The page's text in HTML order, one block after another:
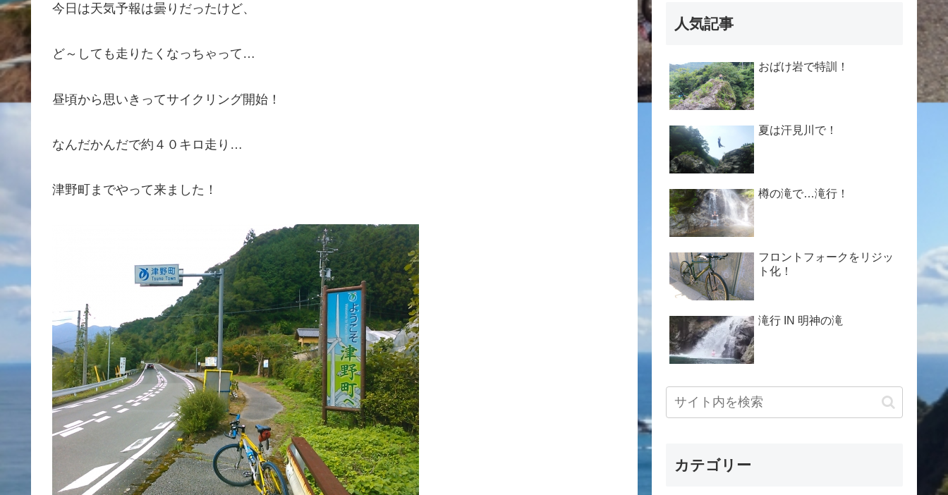
今日は天気予報は曇りだったけど、
ど～しても走りたくなっちゃって…
昼頃から思いきってサイクリング開始！
なんだかんだで約４０キロ走り…
津野町までやって来ました！
人気記事
おばけ岩で特訓！
夏は汗見川で！
樽の滝で…滝行！
フロントフォークをリジッ
ト化！
滝行 IN 明神の滝
カテゴリー